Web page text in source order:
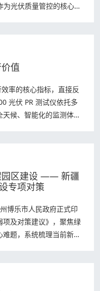
光伏质量管控的核心手
值
率的核心指标，直接反
光伏 PR 测试仪依托多
候、智能化的监测体
园区建设 —— 新疆
专项对策
博乐市人民政府正式印
及对策建议》，聚焦绿
题，系统梳理当前新型